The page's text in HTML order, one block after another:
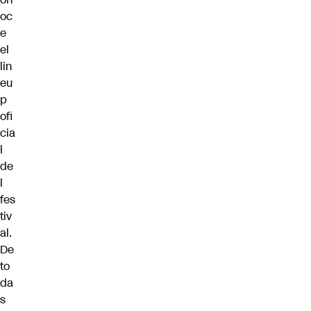
oc
e
el
lin
eu
p
ofi
cia
l
de
l
fes
tiv
al.
De
to
da
s